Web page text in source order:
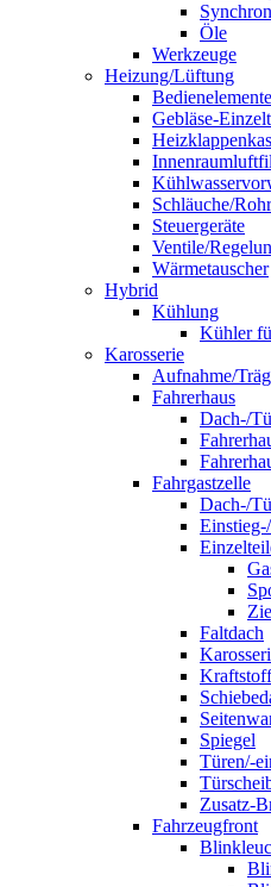
Öle
Werkzeuge
Heizung/Lüftung
Bedienelemente
Gebläse-
Schläuche/
Steuergeräte
Ventile/
Wärmetauscher
Hybrid
Kühlung
Kühler
Karosserie
Aufnahme/
Fahrerhaus
Dach-/
Fahrgastzelle
Dach-/
Faltdach
Spiegel
Türen/-
Zusatz-
Fahrzeugfront